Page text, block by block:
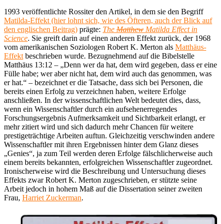
1993 veröffentlichte Rossiter den Artikel, in dem sie den Begriff
Matilda-Effekt (hier lohnt sich, wie des Öfteren, auch der Blick auf
den englischen Beitrag) prägte: The Matthew Matilda Effect in
Science. Sie greift darin auf einen anderen Effekt zurück, der 1968
vom amerikanischen Soziologen Robert K. Merton als Matthäus-
Effekt beschrieben wurde. Bezugnehmend auf die Bibelstelle
Matthäus 13:12 – „Denn wer da hat, dem wird gegeben, dass er eine
Fülle habe; wer aber nicht hat, dem wird auch das genommen, was
er hat.“ – bezeichnet er die Tatsache, dass sich bei Personen, die
bereits einen Erfolg zu verzeichnen haben, weitere Erfolge
anschließen. In der wissenschaftlichen Welt bedeutet dies, dass,
wenn ein Wissenschaftler durch ein aufsehenerregendes
Forschungsergebnis Aufmerksamkeit und Sichtbarkeit erlangt, er
mehr zitiert wird und sich dadurch mehr Chancen für weitere
prestigeträchtige Arbeiten auftun. Gleichzeitig verschwinden andere
Wissenschaftler mit ihren Ergebnissen hinter dem Glanz dieses
„Genies“, ja zum Teil werden deren Erfolge fälschlicherweise auch
einem bereits bekannten, erfolgreichen Wissenschaftler zugeordnet.
Ironischerweise wird die Beschreibung und Untersuchung dieses
Effekts zwar Robert K. Merton zugeschrieben, er stützte seine
Arbeit jedoch in hohem Maß auf die Dissertation seiner zweiten
Frau, Harriet Zuckerman.